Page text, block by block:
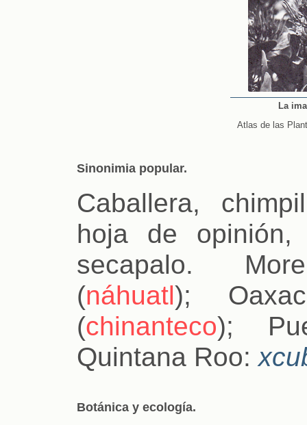
La
Atlas de las
Sinonimia popular.
Caballera,
hoja de opinión,
secapalo.
(náhuatl);
(chinanteco);
Quintana Roo:
Botánica y ecología.